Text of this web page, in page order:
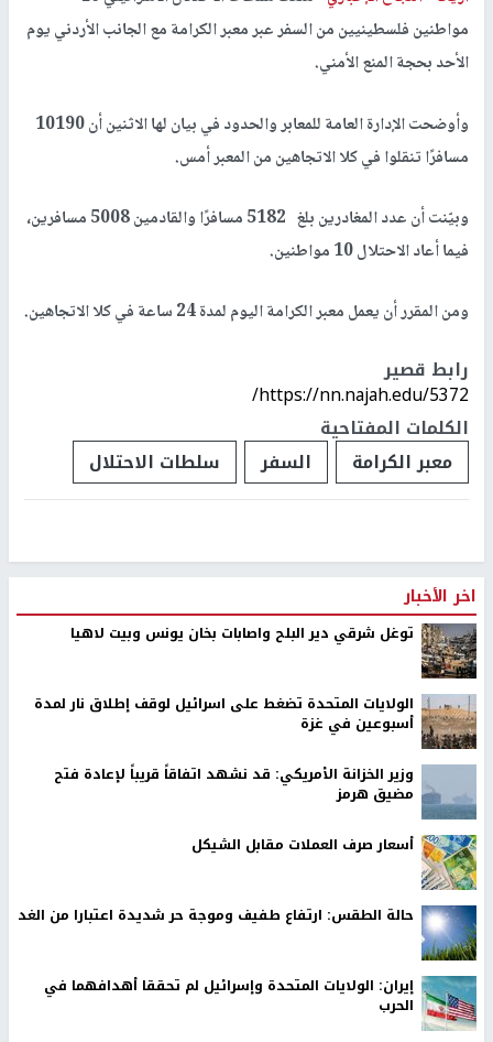
مواطنين فلسطينيين من السفر عبر معبر الكرامة مع الجانب الأردني يوم
الأحد بحجة المنع الأمني.
وأوضحت الإدارة العامة للمعابر والحدود في بيان لها الاثنين أن 10190
مسافرًا تنقلوا في كلا الاتجاهين من المعبر أمس.
وبيّنت أن عدد المغادرين بلغ 5182 مسافرًا والقادمين 5008 مسافرين،
فيما أعاد الاحتلال 10 مواطنين.
ومن المقرر أن يعمل معبر الكرامة اليوم لمدة 24 ساعة في كلا الاتجاهين.
رابط قصير
https://nn.najah.edu/5372/
الكلمات المفتاحية
معبر الكرامة
السفر سلطات الاحتلال
اخر الأخبار
توغل شرقي دير البلح واصابات بخان يونس وبيت لاهيا
الولايات المتحدة تضغط على اسرائيل لوقف إطلاق نار لمدة
أسبوعين في غزة
وزير الخزانة الأمريكي: قد نشهد اتفاقاً قريباً لإعادة فتح
مضيق هرمز
أسعار صرف العملات مقابل الشيكل
حالة الطقس: ارتفاع طفيف وموجة حر شديدة اعتبارا من الغد
إيران: الولايات المتحدة وإسرائيل لم تحققا أهدافهما في
الحرب